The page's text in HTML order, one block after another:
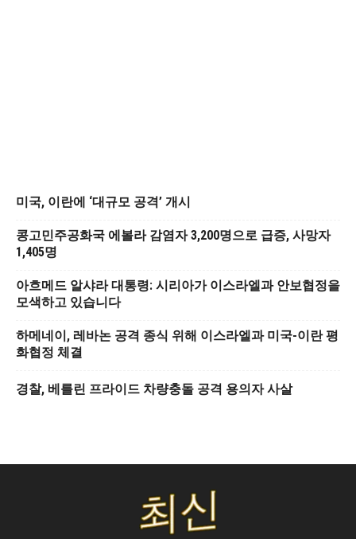
미국, 이란에 ‘대규모 공격’ 개시
콩고민주공화국 에볼라 감염자 3,200명으로 급증, 사망자
1,405명
아흐메드 알샤라 대통령: 시리아가 이스라엘과 안보협정을
모색하고 있습니다
하메네이, 레바논 공격 종식 위해 이스라엘과 미국-이란 평
화협정 체결
경찰, 베를린 프라이드 차량충돌 공격 용의자 사살